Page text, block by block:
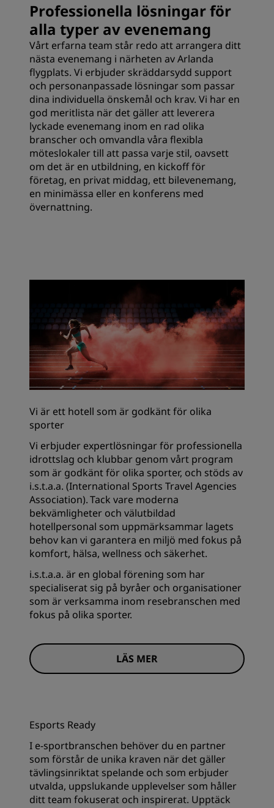
Professionella lösningar för
alla typer av evenemang
Vårt erfarna team står redo att arrangera ditt
nästa evenemang i närheten av Arlanda
flygplats. Vi erbjuder skräddarsydd support
och personanpassade lösningar som passar
dina individuella önskemål och krav. Vi har en
god meritlista när det gäller att leverera
lyckade evenemang inom en rad olika
branscher och omvandla våra flexibla
möteslokaler till att passa varje stil, oavsett
om det är en utbildning, en kickoff för
företag, en privat middag, ett bilevenemang,
en minimässa eller en konferens med
övernattning.
Vi är ett hotell som är godkänt för olika
sporter
Vi erbjuder expertlösningar för professionella
idrottslag och klubbar genom vårt program
som är godkänt för olika sporter, och stöds av
i.s.t.a.a. (International Sports Travel Agencies
Association). Tack vare moderna
bekvämligheter och välutbildad
hotellpersonal som uppmärksammar lagets
behov kan vi garantera en miljö med fokus på
komfort, hälsa, wellness och säkerhet.
i.s.t.a.a. är en global förening som har
specialiserat sig på byråer och organisationer
som är verksamma inom resebranschen med
fokus på olika sporter.
LÄS MER
Esports Ready
I e-sportbranschen behöver du en partner
som förstår de unika kraven när det gäller
tävlingsinriktat spelande och som erbjuder
utvalda, uppslukande upplevelser som håller
ditt team fokuserat och inspirerat. Upptäck